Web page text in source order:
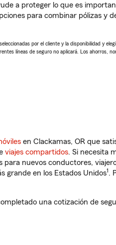
a proteger lo que es
para combinar pólizas y
por el cliente y la disponibilidad y
líneas de seguro no aplicará. Los ahorros,
en Clackamas, OR que
viajes compartidos. Si necesita
nuevos conductores,
grande en los Estados Unidos1.
una cotización de